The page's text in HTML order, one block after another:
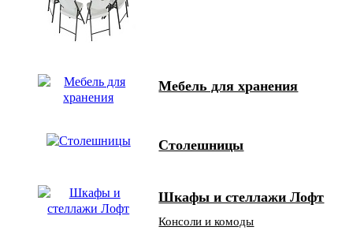
Мебель для хранения
Столешницы
Шкафы и стеллажи Лофт
Консоли и комоды